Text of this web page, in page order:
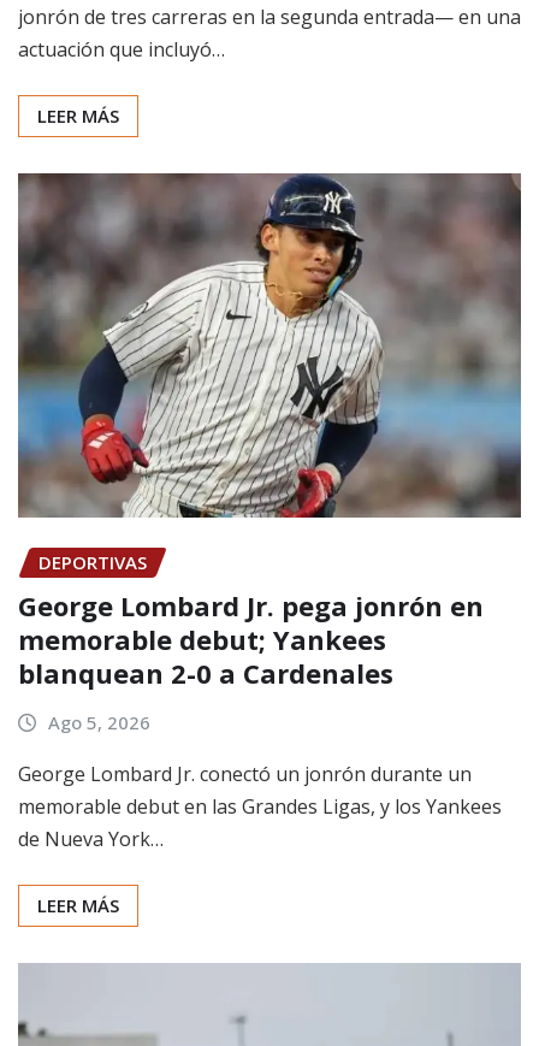
jonrón de tres carreras en la segunda entrada— en una
actuación que incluyó…
LEER MÁS
DEPORTIVAS
George Lombard Jr. pega jonrón en
memorable debut; Yankees
blanquean 2-0 a Cardenales
Ago 5, 2026
George Lombard Jr. conectó un jonrón durante un
memorable debut en las Grandes Ligas, y los Yankees
de Nueva York…
LEER MÁS